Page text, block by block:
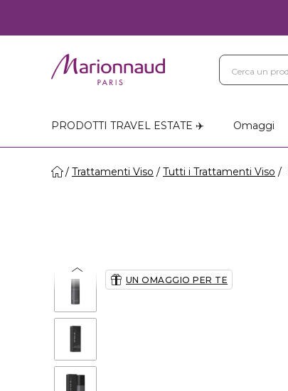
PRODOTTI TRAVEL ESTATE ✈️ Omaggi
Trattamenti Viso Tutti i Trattamenti Viso
UN OMAGGIO PER TE